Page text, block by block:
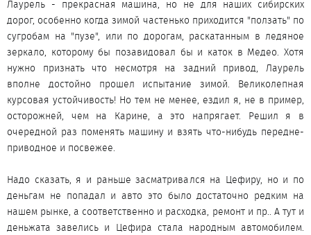
Лаурель - прекрасная машина, но не для наших сибирских
дорог, особенно когда зимой частенько приходится "ползать" по
сугробам на "пузе", или по дорогам, раскатанным в ледяное
зеркало, которому бы позавидовал бы и каток в Медео. Хотя
нужно признать что несмотря на задний привод, Лаурель
вполне достойно прошел испытание зимой. Великолепная
курсовая устойчивость! Но тем не менее, ездил я, не в пример,
осторожней, чем на Карине, а это напрягает. Решил я в
очередной раз поменять машину и взять что-нибудь передне-
приводное и посвежее.
Надо сказать, я и раньше засматривался на Цефиру, но и по
деньгам не попадал и авто это было достаточно редким на
нашем рынке, а соответственно и расходка, ремонт и пр.. А тут и
деньжата завелись и Цефира стала народным автомобилем.